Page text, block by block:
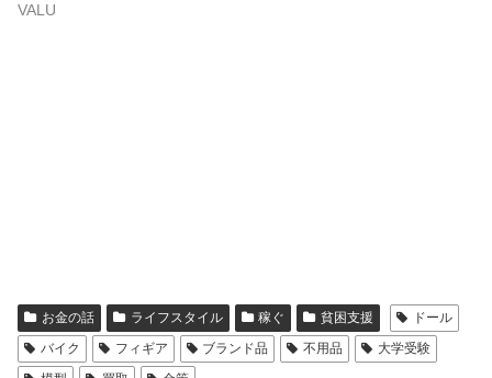
VALU
お金の話 ライフスタイル 稼ぐ 貧困支援
ドール
バイク
フィギア ブランド品 不用品
大学受験